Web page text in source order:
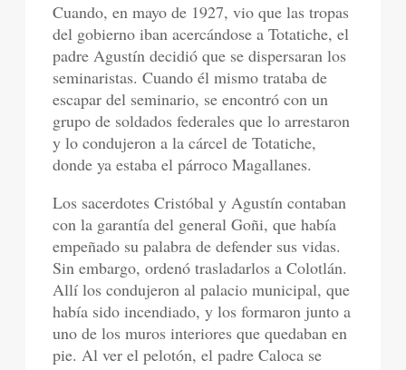
Cuando, en mayo de 1927, vio que las tropas
del gobierno iban acercándose a Totatiche, el
padre Agustín decidió que se dispersaran los
seminaristas. Cuando él mismo trataba de
escapar del seminario, se encontró con un
grupo de soldados federales que lo arrestaron
y lo condujeron a la cárcel de Totatiche,
donde ya estaba el párroco Magallanes.
Los sacerdotes Cristóbal y Agustín contaban
con la garantía del general Goñi, que había
empeñado su palabra de defender sus vidas.
Sin embargo, ordenó trasladarlos a Colotlán.
Allí los condujeron al palacio municipal, que
había sido incendiado, y los formaron junto a
uno de los muros interiores que quedaban en
pie. Al ver el pelotón, el padre Caloca se